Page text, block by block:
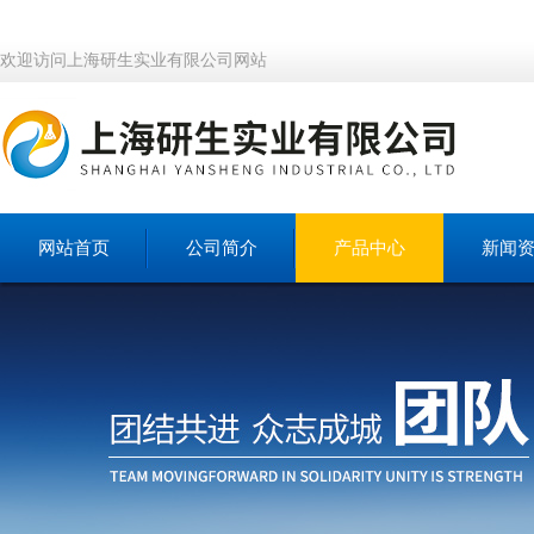
欢迎访问上海研生实业有限公司网站
网站首页 公司简介 产品中心 新闻